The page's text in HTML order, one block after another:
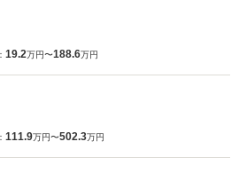
19.2万円〜188.6万円
111.9万円〜502.3万円